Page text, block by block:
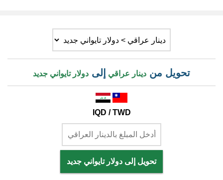
تحويل من دينار عراقي إلى دولار تايواني جديد
IQD / TWD
تحويل إلى دولار تايواني جديد